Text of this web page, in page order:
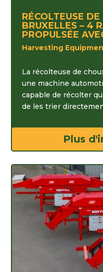
RÉCOLTEUSE
BRUXELLES – 4
PROPULSÉE
Harvesting
La récolteuse de
une machine
capable de récolter
de les trier
Plus